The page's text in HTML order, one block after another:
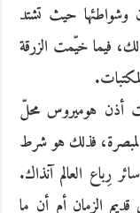
وشواطئها حيث تشتد
فيما خيّمت الزرقة
أذن هوميروس محلّ
فذلك هو شرط
رِباع العالم آنذاك.
الزمان أم أن ما